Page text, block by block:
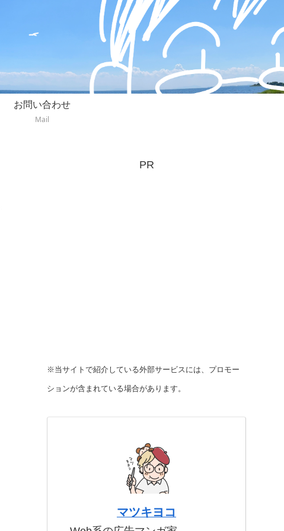
お問い合わせ
Mail
PR
※当サイトで紹介している外部サービスには、プロモー
ションが含まれている場合があります。
マツキヨコ